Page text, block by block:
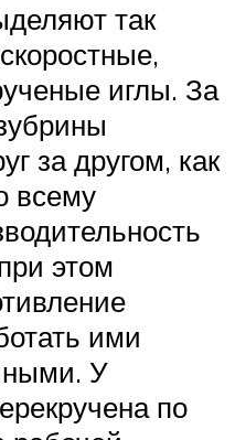
так
иглы. За
за другом, как
всему
этом
ими
У
по